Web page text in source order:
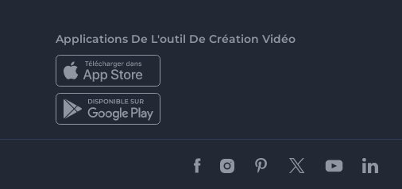
Applications De L'outil De Création Vidéo